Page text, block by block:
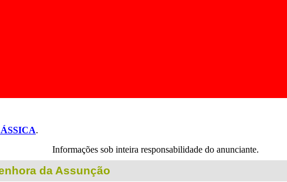
.
Informações sob inteira responsabilidade do anunciante.
da Assunção